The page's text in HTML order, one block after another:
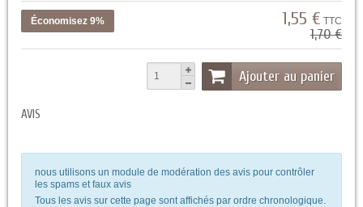
Économisez 9% 1,55 € TTC
1,70 €
Ajouter au panier
AVIS
nous utilisons un module de modération des avis pour contrôler
les spams et faux avis
Tous les avis sur cette page sont affichés par ordre chronologique.